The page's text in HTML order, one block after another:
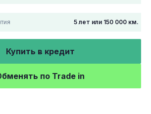
5 лет или 150 000 км.
Купить в кредит
по Trade in